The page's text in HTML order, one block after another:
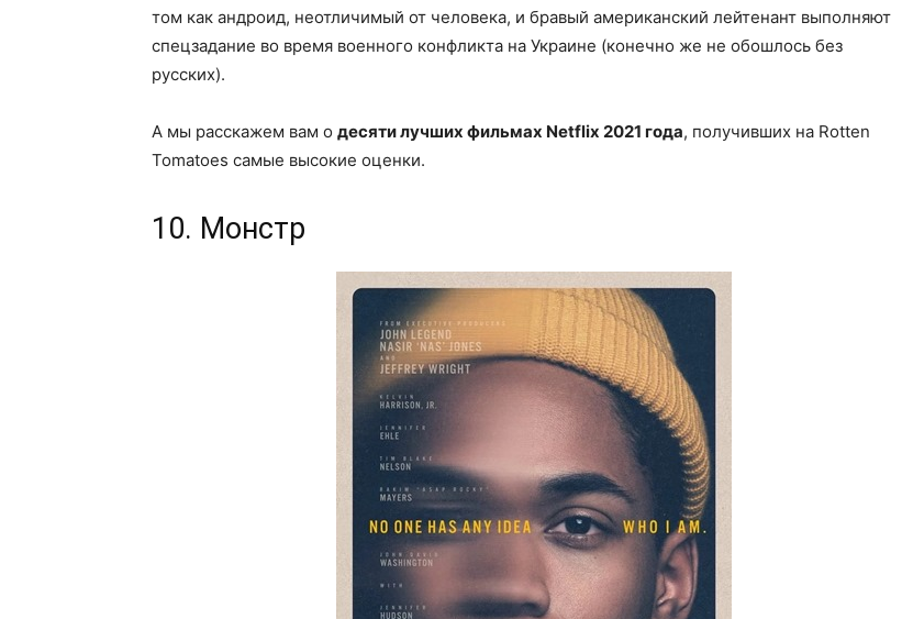
том как андроид, неотличимый от человека, и бравый американский лейтенант выполняют
спецзадание во время военного конфликта на Украине (конечно же не обошлось без
русских).
А мы расскажем вам о десяти лучших фильмах Netflix 2021 года, получивших на Rotten
Tomatoes самые высокие оценки.
10. Монстр